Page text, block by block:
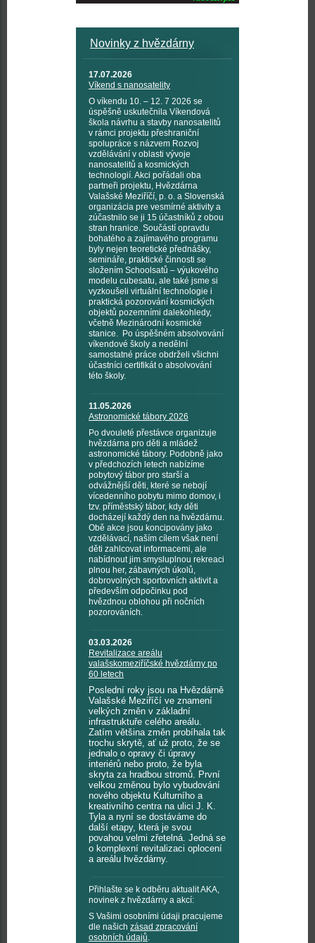
Novinky z hvězdárny
17.07.2026
Víkend s nanosatelity
O víkendu 10. – 12. 7 2026 se
úspěšně uskutečnila Víkendová
škola návrhu a stavby nanosatelitů
v rámci projektu přeshraniční
spolupráce s názvem Rozvoj
vzdělávání v oblasti vývoje
nanosatelitů a kosmických
technologií. Akci pořádali oba
partneři projektu, Hvězdárna
Valašské Meziříčí, p. o. a Slovenská
organizácia pre vesmírné aktivity a
zúčastnilo se ji 15 účastníků z obou
stran hranice. Součástí opravdu
bohatého a zajímavého programu
byly nejen teoretické přednášky,
semináře, praktické činnosti se
složením Schoolsatů – výukového
modelu cubesatu, ale také jsme si
vyzkoušeli virtuální technologie i
praktická pozorování kosmických
objektů pozemními dalekohledy,
včetně Mezinárodní kosmické
stanice. Po úspěšném absolvování
víkendové školy a nedělní
samostatné práce obdrželi všichni
účastníci certifikát o absolvování
této školy.
11.05.2026
Astronomické tábory 2026
Po dvouleté přestávce organizuje
hvězdárna pro děti a mládež
astronomické tábory. Podobně jako
v předchozích letech nabízíme
pobytový tábor pro starší a
odvážnější děti, které se nebojí
vícedenního pobytu mimo domov, i
tzv. příměstský tábor, kdy děti
docházejí každý den na hvězdárnu.
Obě akce jsou koncipovány jako
vzdělávací, naším cílem však není
děti zahlcovat informacemi, ale
nabídnout jim smysluplnou rekreaci
plnou her, zábavných úkolů,
dobrovolných sportovních aktivit a
především odpočinku pod
hvězdnou oblohou při nočních
pozorováních.
03.03.2026
Revitalizace areálu
valašskomeziříčské hvězdárny po
60 letech
Poslední roky jsou na Hvězdárně
Valašské Meziříčí ve znamení
velkých změn v základní
infrastruktuře celého areálu.
Zatím většina změn probíhala tak
trochu skrytě, ať už proto, že se
jednalo o opravy či úpravy
interiérů nebo proto, že byla
skryta za hradbou stromů. První
velkou změnou bylo vybudování
nového objektu Kulturního a
kreativního centra na ulici J. K.
Tyla a nyní se dostáváme do
další etapy, která je svou
povahou velmi zřetelná. Jedná se
o komplexní revitalizaci oplocení
a areálu hvězdárny.
Přihlašte se k odběru aktualit AKA,
novinek z hvězdárny a akcí:
S Vašimi osobními údaji pracujeme
dle našich zásad zpracování
osobních údajů.